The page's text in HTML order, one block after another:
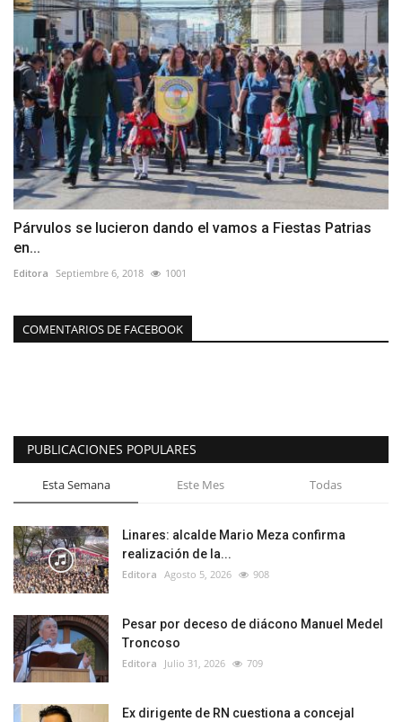
Párvulos se lucieron dando el vamos a Fiestas Patrias
en...
Editora Septiembre 6, 2018 1001
COMENTARIOS DE FACEBOOK
PUBLICACIONES POPULARES
Esta Semana Este Mes Todas
Linares: alcalde Mario Meza confirma
realización de la...
Editora Agosto 5, 2026 908
Pesar por deceso de diácono Manuel Medel
Troncoso
Editora Julio 31, 2026 709
Ex dirigente de RN cuestiona a concejal